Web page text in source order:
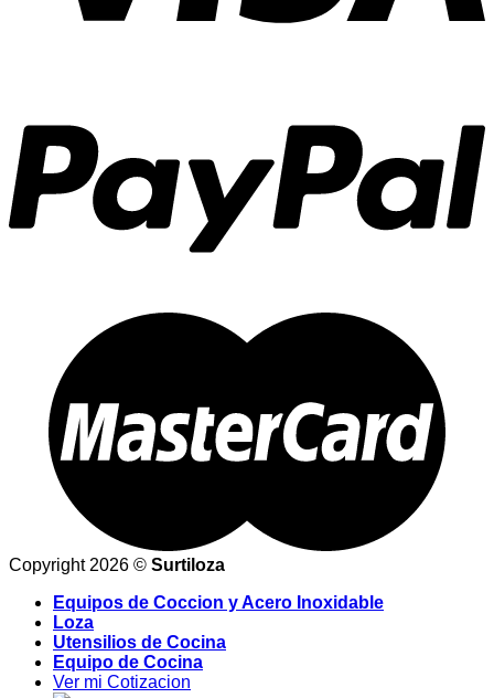
Copyright 2026 © Surtiloza
Equipos de Coccion y Acero Inoxidable
Loza
Utensilios de Cocina
Equipo de Cocina
Ver mi Cotizacion